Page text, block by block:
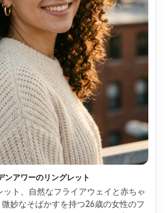
ンアワーのリングレット
ット、自然なフライアウェイと赤ちゃ
妙なそばかすを持つ26歳の女性のフ